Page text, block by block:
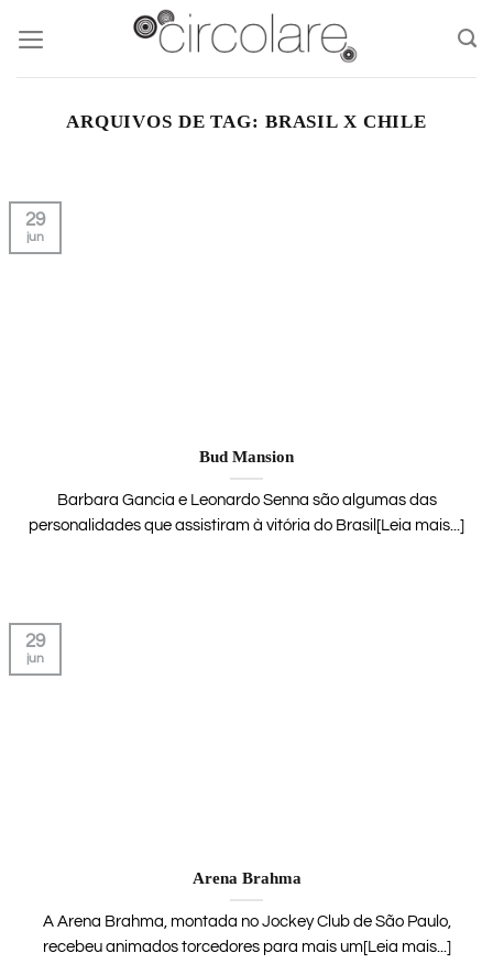
content
ARQUIVOS DE TAG: BRASIL X CHILE
Bud Mansion
Barbara Gancia e Leonardo Senna são algumas das
personalidades que assistiram à vitória do Brasil[Leia mais...]
29
jun
Arena Brahma
A Arena Brahma, montada no Jockey Club de São Paulo,
recebeu animados torcedores para mais um[Leia mais...]
29
jun